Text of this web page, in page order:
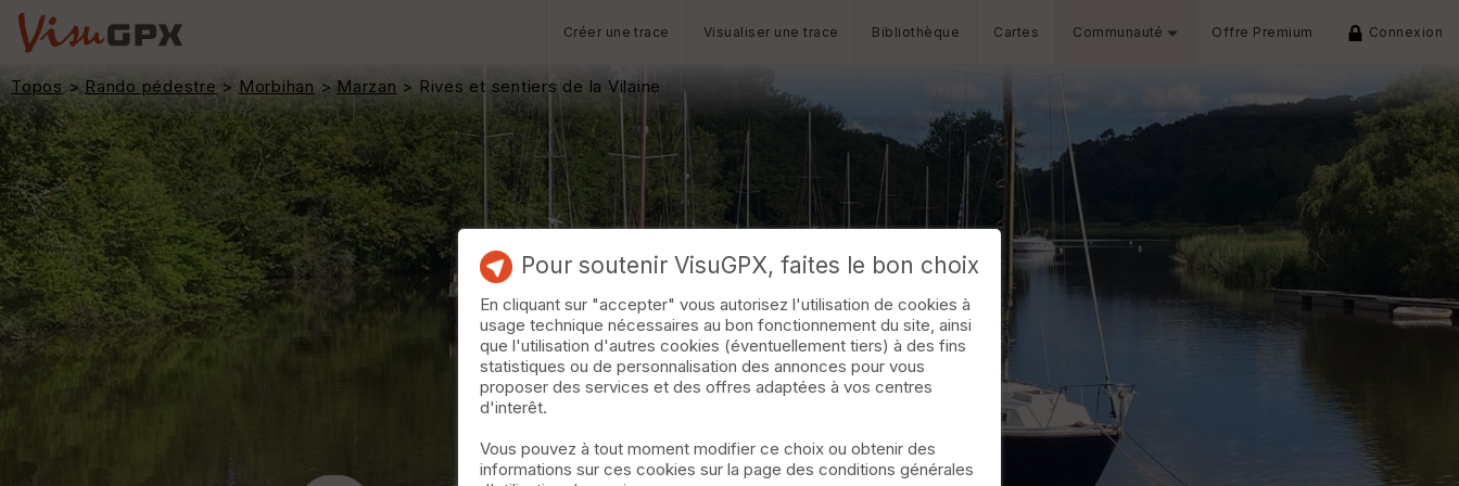
Créer une trace Visualiser une trace Bibliothèque Cartes Communauté Offre Premium Connexion
Topos> Rando pédestre > Morbihan > Marzan > Rives et sentiers de la Vilaine
Pour soutenir VisuGPX, faites le bon choix
En cliquant sur "accepter" vous autorisez l'utilisation de cookies à
usage technique nécessaires au bon fonctionnement du site, ainsi
que l'utilisation d'autres cookies (éventuellement tiers) à des fins
statistiques ou de personnalisation des annonces pour vous
proposer des services et des offres adaptées à vos centres
d'interêt.
Vous pouvez à tout moment modifier ce choix ou obtenir des
informations sur ces cookies sur la page des conditions générales